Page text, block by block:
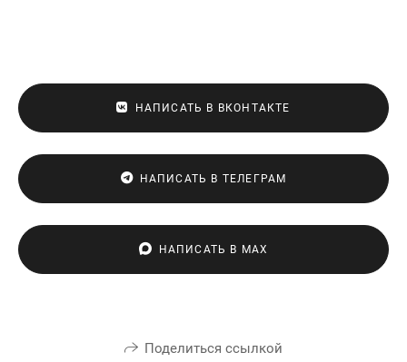
НАПИСАТЬ В ВКОНТАКТЕ
НАПИСАТЬ В ТЕЛЕГРАМ
НАПИСАТЬ В МАХ
Поделиться ссылкой